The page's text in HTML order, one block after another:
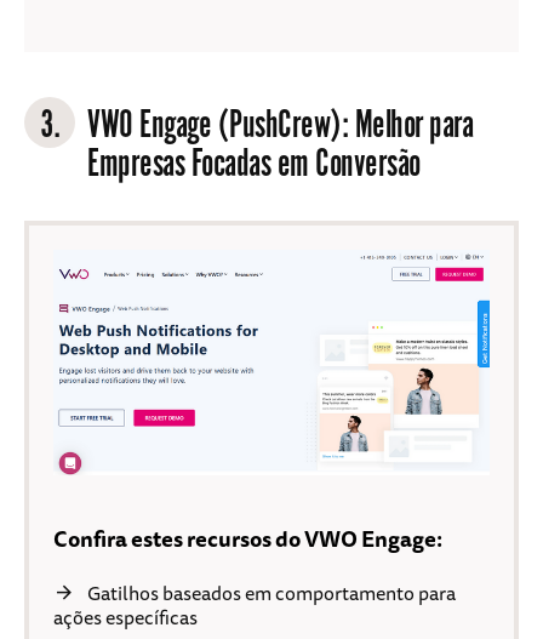
3. VWO Engage (PushCrew): Melhor para
Empresas Focadas em Conversão
Confira estes recursos do VWO Engage:
Gatilhos baseados em comportamento para
ações específicas